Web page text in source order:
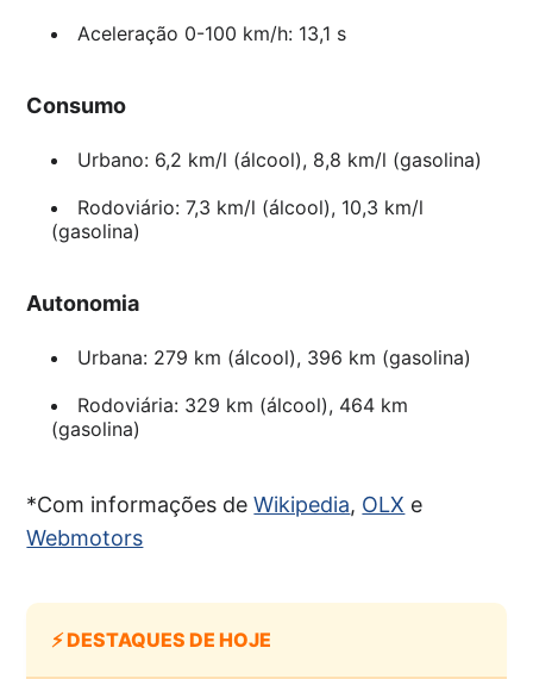
Aceleração 0-100 km/h: 13,1 s
Consumo
Urbano: 6,2 km/l (álcool), 8,8 km/l (gasolina)
Rodoviário: 7,3 km/l (álcool), 10,3 km/l
(gasolina)
Autonomia
Urbana: 279 km (álcool), 396 km (gasolina)
Rodoviária: 329 km (álcool), 464 km
(gasolina)
*Com informações deWikipedia, OLX e
Webmotors
⚡ DESTAQUES DE HOJE